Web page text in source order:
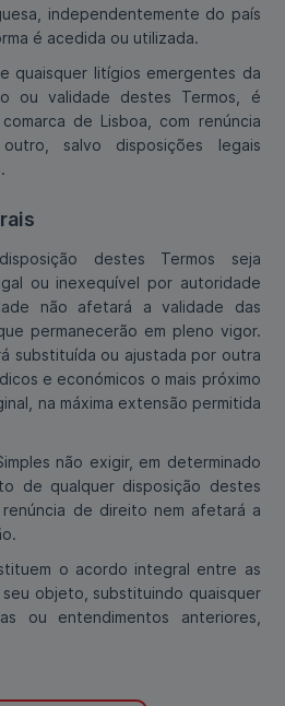
independentemente do país
é acedida ou utilizada.
quaisquer litígios emergentes da
ou validade destes Termos, é
de Lisboa, com renúncia
salvo disposições legais
destes Termos seja
ou inexequível por autoridade
não afetará a validade das
permanecerão em pleno vigor.
substituída ou ajustada por outra
e económicos o mais próximo
na máxima extensão permitida
não exigir, em determinado
de qualquer disposição destes
de direito nem afetará a
o acordo integral entre as
objeto, substituindo quaisquer
ou entendimentos anteriores,